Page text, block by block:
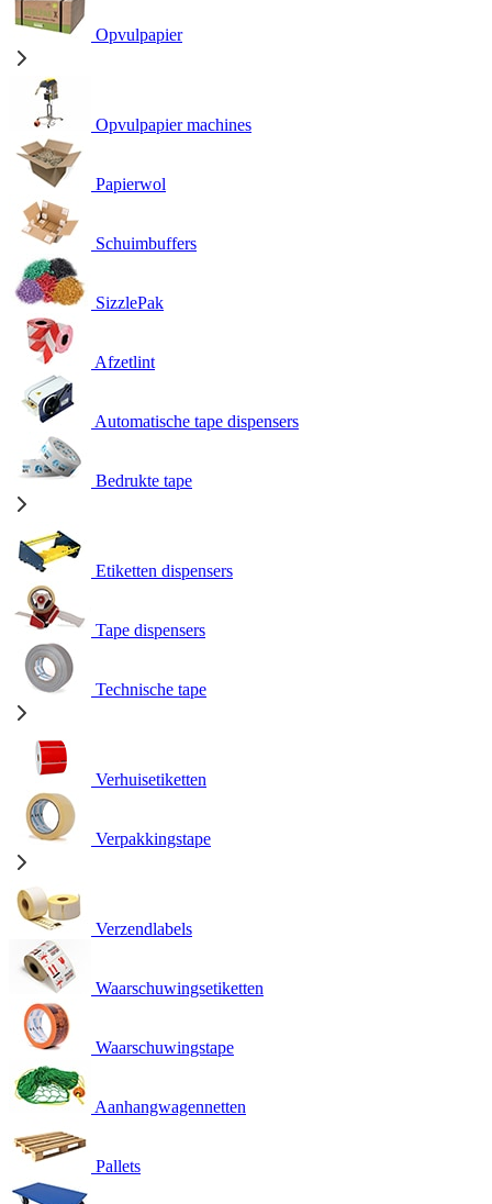
Opvulpapier
Opvulpapier machines
Papierwol
Schuimbuffers
SizzlePak
Afzetlint
Automatische tape dispensers
Bedrukte tape
Etiketten dispensers
Tape dispensers
Technische tape
Verhuisetiketten
Verpakkingstape
Verzendlabels
Waarschuwingsetiketten
Waarschuwingstape
Aanhangwagennetten
Pallets